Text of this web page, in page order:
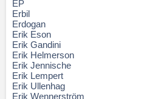
EP
Erbil
Erdogan
Erik Eson
Erik Gandini
Erik Helmerson
Erik Jennische
Erik Lempert
Erik Ullenhag
Erik Wennerström